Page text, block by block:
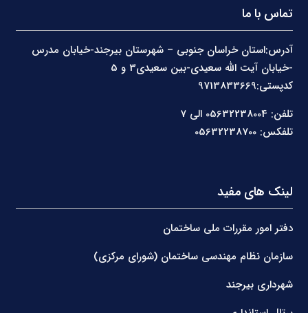
تماس با ما
آدرس:استان خراسان جنوبی – شهرستان بیرجند-خیابان مدرس
کدپستی:9713833669
تلفن: 05632238004 الی 7
تلفکس: 05632238700
لینک های مفید
دفتر امور مقررات ملی ساختمان
سازمان نظام مهندسی ساختمان (شورای مرکزی)
شهرداری بیرجند